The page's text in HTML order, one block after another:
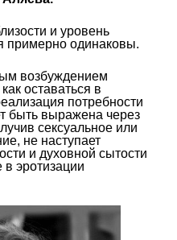
и уровень
примерно одинаковы.
возбуждением
оставаться в
потребности
быть выражена через
сексуальное или
не наступает
и духовной сытости
эротизации